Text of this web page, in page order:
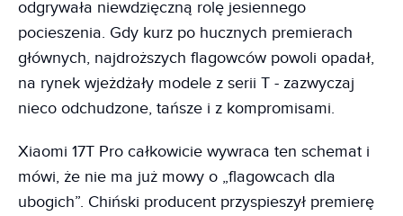
odgrywała niewdzięczną rolę jesiennego
pocieszenia. Gdy kurz po hucznych premierach
głównych, najdroższych flagowców powoli opadał,
na rynek wjeżdżały modele z serii T - zazwyczaj
nieco odchudzone, tańsze i z kompromisami.
Xiaomi 17T Pro całkowicie wywraca ten schemat i
mówi, że nie ma już mowy o „flagowcach dla
ubogich”. Chiński producent przyspieszył premierę